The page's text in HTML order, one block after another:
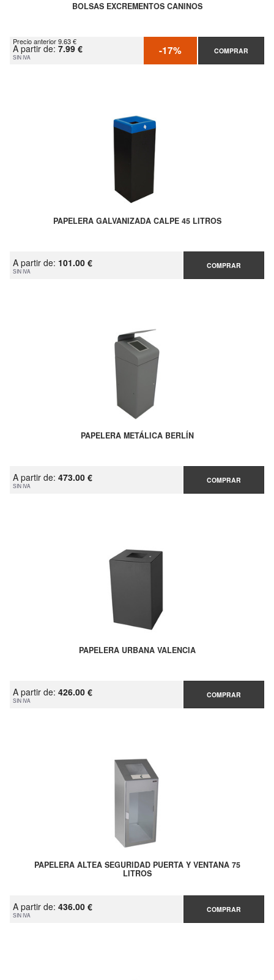
BOLSAS EXCREMENTOS CANINOS
Precio anterior 9.63 €
A partir de: 7.99 €
SIN IVA -17% COMPRAR
PAPELERA GALVANIZADA CALPE 45 LITROS
A partir de: 101.00 €
SIN IVA
COMPRAR
PAPELERA METÁLICA BERLÍN
A partir de: 473.00 €
SIN IVA
COMPRAR
PAPELERA URBANA VALENCIA
A partir de: 426.00 €
SIN IVA
COMPRAR
PAPELERA ALTEA SEGURIDAD PUERTA Y VENTANA 75
LITROS
A partir de: 436.00 €
SIN IVA
COMPRAR